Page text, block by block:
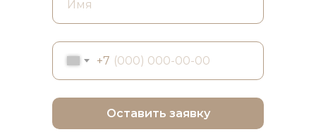
+7
Оставить заявку